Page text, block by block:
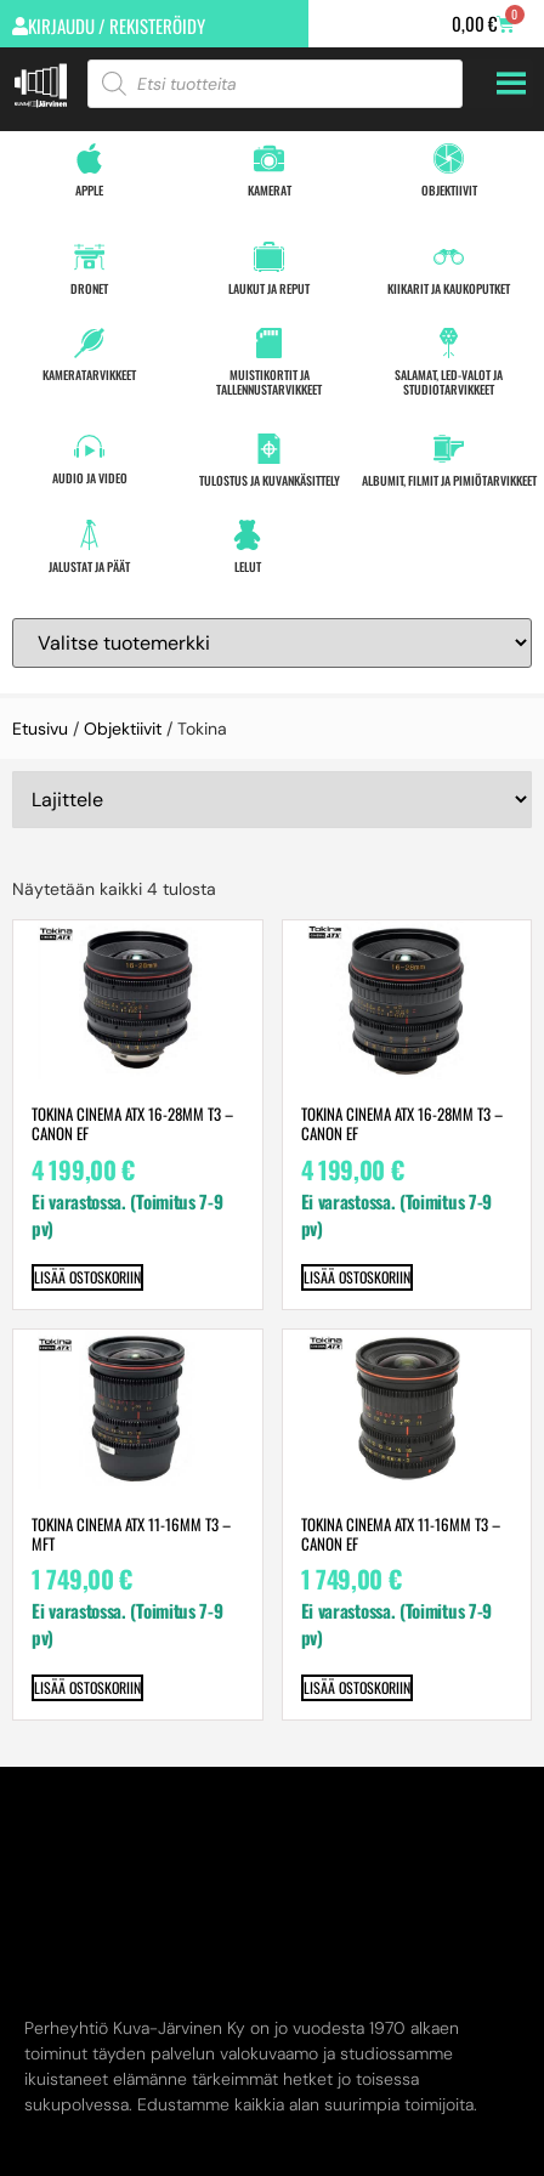
KIRJAUDU / REKISTERÖIDY 0,00€ 0
APPLE
DRONET
KAMERAT
LAUKUT JA REPUT
OBJEKTIIVIT
KIIKARIT JA KAUKOPUTKET
KAMERATARVIKKEET
AUDIO JA VIDEO
MUISTIKORTIT JA
TALLENNUSTARVIKKEET
TULOSTUS JA KUVANKÄSITTELY
SALAMAT, LED-VALOT JA
STUDIOTARVIKKEET
ALBUMIT, FILMIT JA PIMIÖTARVIKKEET
JALUSTAT JA PÄÄT LELUT
Etusivu / Objektiivit / Tokina
Näytetään kaikki 4 tulosta
TOKINA CINEMA ATX 16-28MM T3 –
CANON EF
4 199,00€
Ei varastossa. (Toimitus 7-9
pv)
LISÄÄ OSTOSKORIIN
TOKINA CINEMA ATX 16-28MM T3 –
CANON EF
4 199,00 €
Ei varastossa. (Toimitus 7-9
pv)
LISÄÄ OSTOSKORIIN
TOKINA CINEMA ATX 11-16MM T3 –
MFT
1 749,00€
Ei varastossa. (Toimitus 7-9
pv)
LISÄÄ OSTOSKORIIN
TOKINA CINEMA ATX 11-16MM T3 –
CANON EF
1 749,00 €
Ei varastossa. (Toimitus 7-9
pv)
LISÄÄ OSTOSKORIIN
Perheyhtiö Kuva-Järvinen Ky on jo vuodesta 1970 alkaen
toiminut täyden palvelun valokuvaamo ja studiossamme
ikuistaneet elämänne tärkeimmät hetket jo toisessa
sukupolvessa. Edustamme kaikkia alan suurimpia toimijoita.